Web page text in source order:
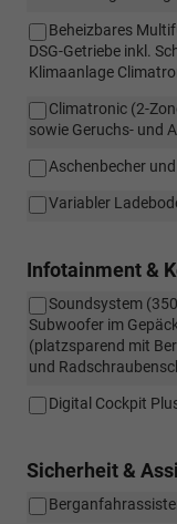
Beheizbares
DSG-Getriebe inkl.
Klimaanlage
Climatronic (2-
sowie Geruchs- und
Aschenbecher
Variabler
Infotainment &
Soundsystem
Subwoofer im
(platzsparend mit
und
Digital Cockpit
Sicherheit &